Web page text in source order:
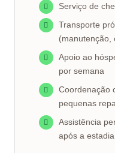
Serviço de
Transporte
(manutenção,
Apoio ao
por semana
Coordenação
pequenas
Assistência
após a estadia